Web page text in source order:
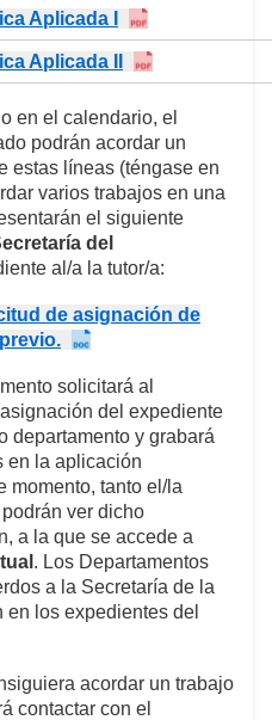
Aplicada I
Aplicada II
en el calendario, el
podrán acordar un
estas líneas (téngase en
varios trabajos en una
el siguiente
del
al/a la tutor/a:
de asignación de
solicitará al
del expediente
departamento y grabará
en la aplicación
momento, tanto el/la
ver dicho
a la que se accede a
. Los Departamentos
a la Secretaría de la
los expedientes del
acordar un trabajo
contactar con el